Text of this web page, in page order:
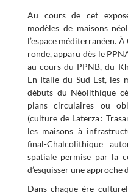
Au cours de cet
modèles de maisons
l’espace méditerranéen.
ronde, apparu dès le
au cours du PPNB, du
En Italie du Sud-Est, les
débuts du Néolithique
plans circulaires ou
(culture de Laterza :
les maisons à
final-Chalcolithique
spatiale permise par la
d’esquisser une approche
Dans chaque ère